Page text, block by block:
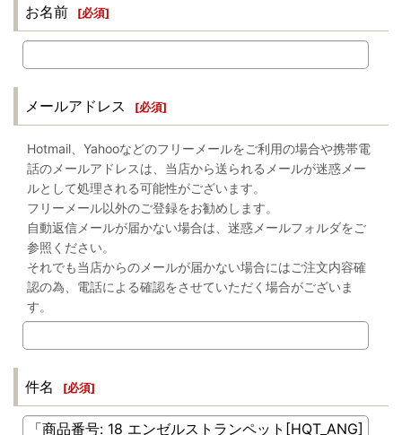
お名前 [必須]
メールアドレス [必須]
Hotmail、Yahooなどのフリーメールをご利用の場合や携帯電
話のメールアドレスは、当店から送られるメールが迷惑メー
ルとして処理される可能性がございます。
フリーメール以外のご登録をお勧めします。
自動返信メールが届かない場合は、迷惑メールフォルダをご
参照ください。
それでも当店からのメールが届かない場合にはご注文内容確
認の為、電話による確認をさせていただく場合がございま
す。
件名 [必須]